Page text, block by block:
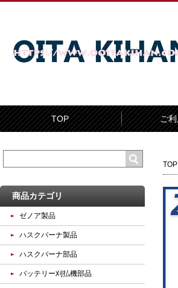
TOP ご
TOP
商品カテゴリ
ゼノア製品
ハスクバーナ製品
ハスクバーナ部品
バッテリー刈払機部品